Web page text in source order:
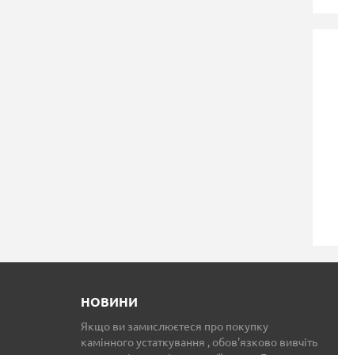
НОВИНИ
Якщо ви замислюєтеся про покупку
камінного устаткування , обов'язково вивчіть